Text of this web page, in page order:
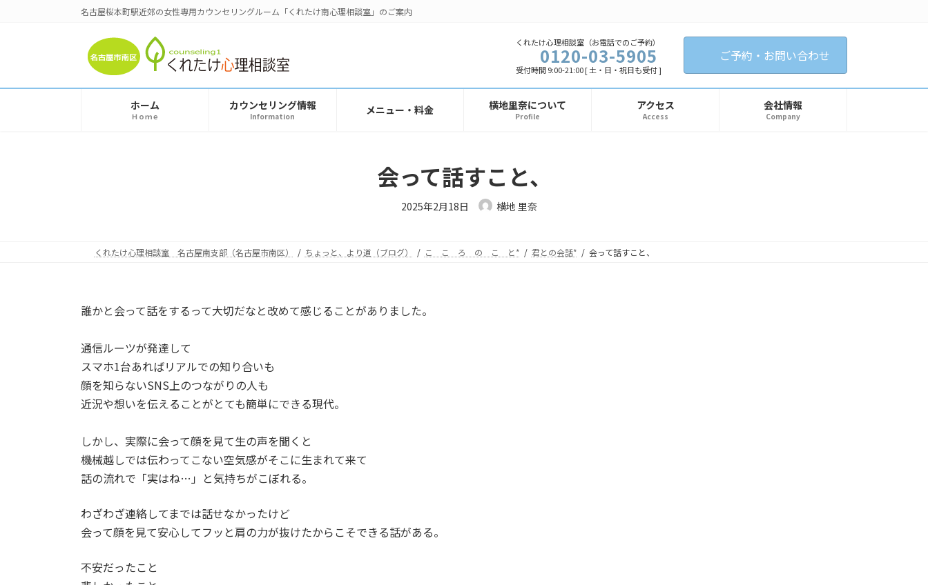
へ
ョ
名古屋桜本町駅近郊の女性専用カウンセリングルーム「くれたけ南心理相談室」のご案内
くれたけ心理相談室（お電話でのご予約）
0120-03-5905
受付時間 9:00-21:00 [ 土・日・祝日も受付 ]
ご予約・お問い合わせ
ホーム
Ｈｏｍｅ
カウンセリング情報
Information メニュー・料金 横地里奈について
Profile
アクセス
Access
会社情報
Company
会って話すこと、
最
終
時
:
2025年2月18日 横地 里奈
くれたけ心理相談室 名古屋南支部（名古屋市南区） ちょっと、より道（ブログ） こ こ ろ の こ と* 君との会話* 会って話すこと、
誰かと会って話をするって大切だなと改めて感じることがありました。
通信ルーツが発達して
スマホ1台あればリアルでの知り合いも
顔を知らないSNS上のつながりの人も
近況や想いを伝えることがとても簡単にできる現代。
しかし、実際に会って顔を見て生の声を聞くと
機械越しでは伝わってこない空気感がそこに生まれて来て
話の流れで「実はね…」と気持ちがこぼれる。
わざわざ連絡してまでは話せなかったけど
会って顔を見て安心してフッと肩の力が抜けたからこそできる話がある。
不安だったこと